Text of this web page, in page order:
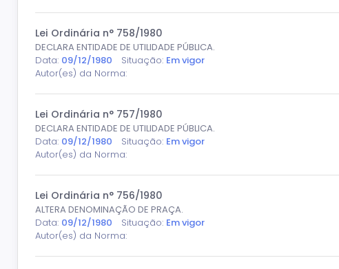
Lei Ordinária n° 758/1980
DECLARA ENTIDADE DE UTILIDADE PÚBLICA.
Data: 09/12/1980 Situação: Em vigor
Autor(es) da Norma:
Lei Ordinária n° 757/1980
DECLARA ENTIDADE DE UTILIDADE PÚBLICA.
Data: 09/12/1980 Situação: Em vigor
Autor(es) da Norma:
Lei Ordinária n° 756/1980
ALTERA DENOMINAÇÃO DE PRAÇA.
Data: 09/12/1980 Situação: Em vigor
Autor(es) da Norma: